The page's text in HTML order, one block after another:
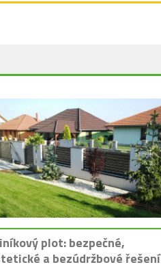
plot: bezpečné,
a bezúdržbové řešení